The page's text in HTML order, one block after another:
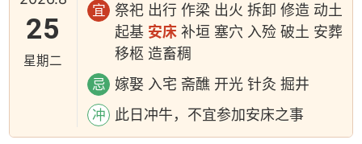
25
星期二
宜
祭祀 出行 作梁 出火 拆卸 修造 动土
起基 安床 补垣 塞穴 入殓 破土 安葬
移柩 造畜稠
忌 嫁娶 入宅 斋醮 开光 针灸 掘井
冲 此日冲牛，不宜参加安床之事